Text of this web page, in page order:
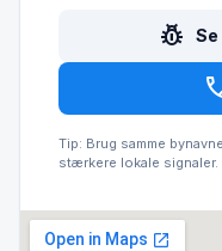
pest_control
Tip: Brug samme
stærkere lokale signaler.